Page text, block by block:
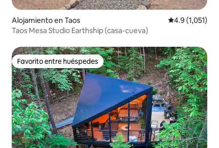
Alojamiento en Taos Calificación
4.9 (1,051)
Taos Mesa Studio Earthship (casa-cueva)
Favorito entre huéspedes
Favorito entre huéspedes